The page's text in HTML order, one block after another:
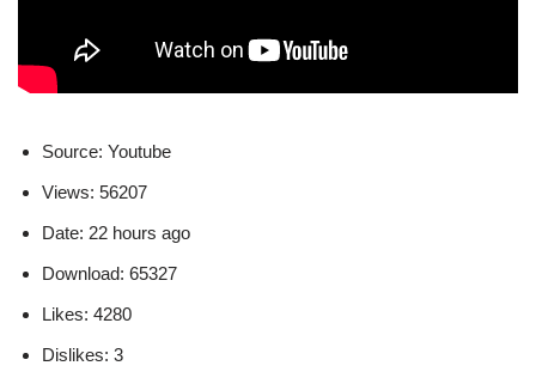
Source: Youtube
Views: 56207
Date: 22 hours ago
Download: 65327
Likes: 4280
Dislikes: 3